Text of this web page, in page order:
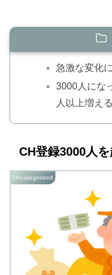
急激な変化
3000人にな
人以上増え
CH登録3000人
Uncategorized